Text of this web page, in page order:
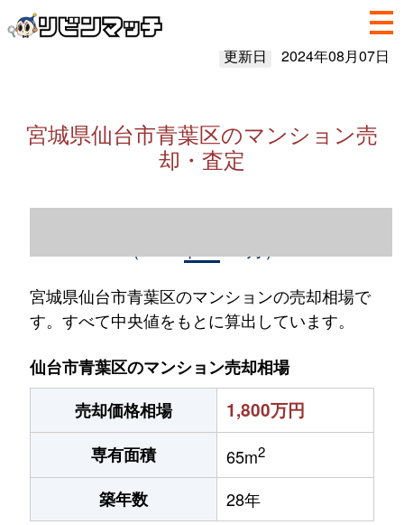
更新日 2024年08月07日
宮城県仙台市青葉区のマンション売
却・査定
宮城県仙台市青葉区のマンションの売却相場で
す。すべて中央値をもとに算出しています。
仙台市青葉区のマンション売却相場
売却価格相場
1,800万円
専有面積 65m2
築年数 28年